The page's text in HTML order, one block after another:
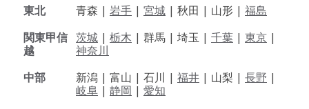
東北
青森 | 岩手 | 宮城 | 秋田 | 山形 | 福島
関東甲信
越
茨城 | 栃木 | 群馬 | 埼玉 | 千葉 | 東京 |
神奈川
中部
新潟 | 富山 | 石川 | 福井 | 山梨 | 長野 |
岐阜 | 静岡 | 愛知